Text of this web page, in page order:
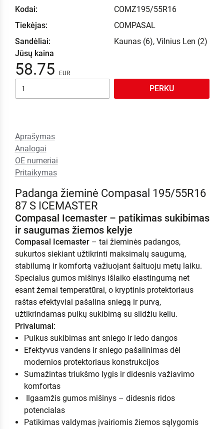
Kodai:
COMZ195/55R16
Tiekėjas:
COMPASAL
Sandėliai:
Kaunas (6), Vilnius Len (2)
Jūsų kaina
58.75
PERKU
Aprašymas
Analogai
OE numeriai
Pritaikymas
Padanga žieminė Compasal 195/55R16
87 S ICEMASTER
Compasal Icemaster – patikimas sukibimas
ir saugumas žiemos kelyje
Compasal Icemaster– tai žieminės padangos,
sukurtos siekiant užtikrinti maksimalų saugumą,
stabilumą ir komfortą važiuojant šaltuoju metų laiku.
Specialus gumos mišinys išlaiko elastingumą net
esant žemai temperatūrai, o kryptinis protektoriaus
raštas efektyviai pašalina sniegą ir purvą,
užtikrindamas puikų sukibimą su slidžiu keliu.
Privalumai:
Puikus sukibimas ant sniego ir ledo dangos
Efektyvus vandens ir sniego pašalinimas dėl
modernios protektoriaus konstrukcijos
Sumažintas triukšmo lygis ir didesnis važiavimo
komfortas
Ilgaamžis gumos mišinys – didesnis ridos
potencialas
Patikimas valdymas įvairiomis žiemos sąlygomis